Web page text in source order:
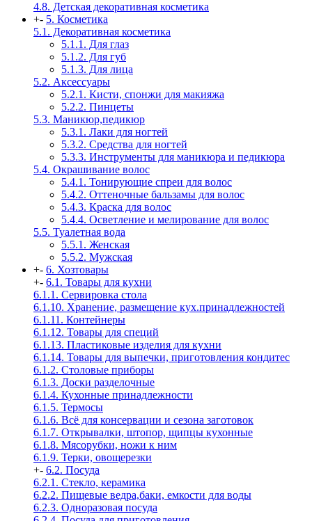
4.8. Детская декоративная косметика
+- 5. Косметика
5.1. Декоративная косметика
5.1.1. Для глаз
5.1.2. Для губ
5.1.3. Для лица
5.2. Аксессуары
5.2.1. Кисти, спонжи для макияжа
5.2.2. Пинцеты
5.3. Маникюр,педикюр
5.3.1. Лаки для ногтей
5.3.2. Средства для ногтей
5.3.3. Инструменты для маникюра и педикюра
5.4. Окрашивание волос
5.4.1. Тонирующие спреи для волос
5.4.2. Оттеночные бальзамы для волос
5.4.3. Краска для волос
5.4.4. Осветление и мелирование для волос
5.5. Туалетная вода
5.5.1. Женская
5.5.2. Мужская
+- 6. Хозтовары
+- 6.1. Товары для кухни
6.1.1. Сервировка стола
6.1.10. Хранение, размещение кух.принадлежностей
6.1.11. Контейнеры
6.1.12. Товары для специй
6.1.13. Пластиковые изделия для кухни
6.1.14. Товары для выпечки, приготовления кондитес
6.1.2. Столовые приборы
6.1.3. Доски разделочные
6.1.4. Кухонные принадлежности
6.1.5. Термосы
6.1.6. Всё для консервации и сезона заготовок
6.1.7. Открывалки, штопор, щипцы кухонные
6.1.8. Мясорубки, ножи к ним
6.1.9. Терки, овощерезки
+- 6.2. Посуда
6.2.1. Стекло, керамика
6.2.2. Пищевые ведра,баки, емкости для воды
6.2.3. Одноразовая посуда